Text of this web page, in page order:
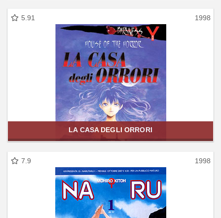
5.91 1998
LA CASA DEGLI ORRORI
7.9 1998